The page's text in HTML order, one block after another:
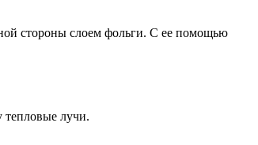
стороны слоем фольги. С ее помощью
тепловые лучи.